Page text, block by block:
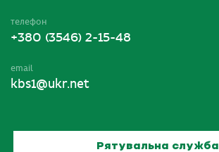
телефон
+380 (3546) 2-15-48
email
kbs1@ukr.net
Рятувальна служба